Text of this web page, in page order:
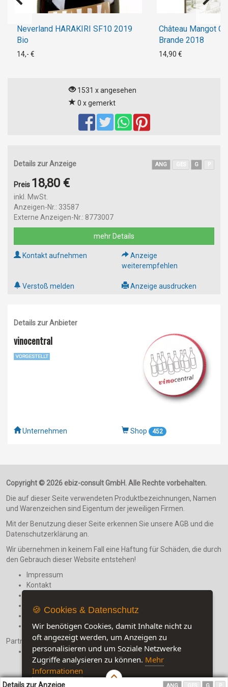
Neverland HARAKIRI SF10 2019
Bio
14,- €
Château Mangot
Brande 2018
14,90 €
1531 x angesehen
0 x gemerkt
Details zur Anzeige ANG G
Preis 18,80 €
inkl. MwSt.
Anzeigen-Nr.: 33587
Externe Anzeigen-Nr.: 8773007
mehr Details
Kontakt aufnehmen
Anzeige
weiterempfehlen
Verstoß melden Anzeige ausdrucken
Details zur Anbieter
vinocentral
Unternehmen Shop 452
Details zur Anzeige
Copyright © 2026 ebiz-consult GmbH. Alle Rechte vorbehalten.
Die auf dieser Seite verwendeten Produktbezeichnungen, Namen
und Warenzeichen sind Eigentum der jeweiligen Firmen.
Mit der Benutzung dieser Seite erkennen Sie unsere AGB und die
Datenschutzerklärung an.
Wir übernehmen in keinem Fall eine Haftung für Schäden, die durch
den Gebrauch dieser Website entstehen!
Impressum
Kontakt
Haftungsaussschluß
Datenschutzerklärung
Userübersicht
Partner:
Kochrezepte zum Wein
🍪 Cookies & Datenschutz
Wir benötigen Cookies, damit Inhalte nicht zu
oft angezeigt werden, um Anzeigen zu
personalisieren und um Soziale Netzwerke
Zugriffe analysieren zu können. Mehr
Informationen